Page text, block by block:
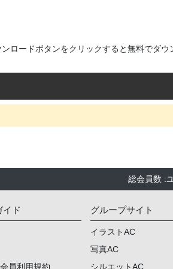
ロードボタンをクリックすると無料でダウ
総会員数 :
イド
員利用規約
グループサイト
イラストAC
写真AC
シルエットAC